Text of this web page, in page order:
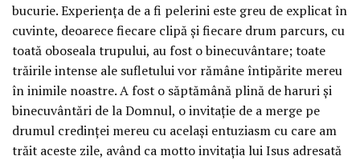
bucurie. Experiența de a fi pelerini este greu de explicat în
cuvinte, deoarece fiecare clipă și fiecare drum parcurs, cu
toată oboseala trupului, au fost o binecuvântare; toate
trăirile intense ale sufletului vor rămâne întipărite mereu
în inimile noastre. A fost o săptămână plină de haruri și
binecuvântări de la Domnul, o invitație de a merge pe
drumul credinței mereu cu același entuziasm cu care am
trăit aceste zile, având ca motto invitația lui Isus adresată